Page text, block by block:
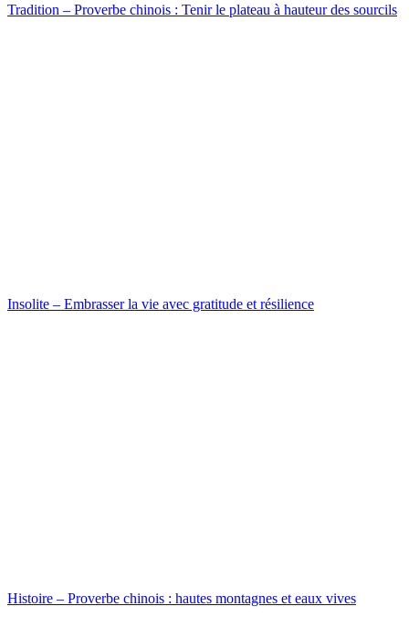
Tradition – Proverbe chinois : Tenir le plateau à hauteur des sourcils
Insolite – Embrasser la vie avec gratitude et résilience
Histoire – Proverbe chinois : hautes montagnes et eaux vives